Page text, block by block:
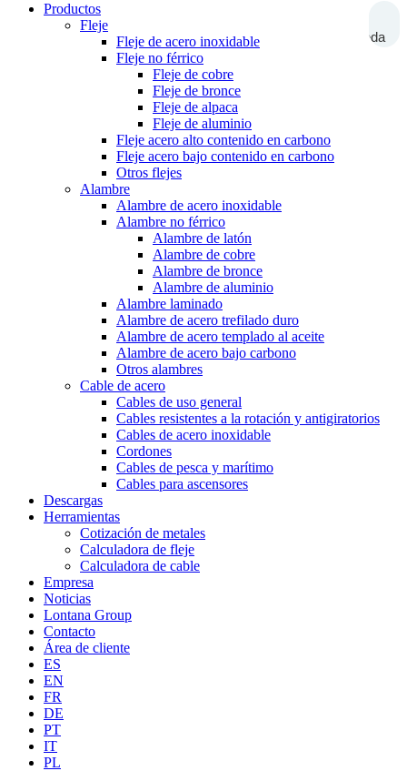
Búsqueda
Productos
Fleje
Fleje de acero inoxidable
Fleje no férrico
Fleje de cobre
Fleje de bronce
Fleje de alpaca
Fleje de aluminio
Fleje acero alto contenido en carbono
Fleje acero bajo contenido en carbono
Otros flejes
Alambre
Alambre de acero inoxidable
Alambre no férrico
Alambre de latón
Alambre de cobre
Alambre de bronce
Alambre de aluminio
Alambre laminado
Alambre de acero trefilado duro
Alambre de acero templado al aceite
Alambre de acero bajo carbono
Otros alambres
Cable de acero
Cables de uso general
Cables resistentes a la rotación y antigiratorios
Cables de acero inoxidable
Cordones
Cables de pesca y marítimo
Cables para ascensores
Descargas
Herramientas
Cotización de metales
Calculadora de fleje
Calculadora de cable
Empresa
Noticias
Lontana Group
Contacto
Área de cliente
ES
EN
FR
DE
PT
IT
PL